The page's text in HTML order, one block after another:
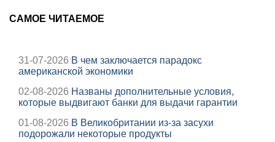
САМОЕ ЧИТАЕМОЕ
31-07-2026 В чем заключается парадокс
американской экономики
02-08-2026 Названы дополнительные условия,
которые выдвигают банки для выдачи гарантии
01-08-2026 В Великобритании из-за засухи
подорожали некоторые продукты